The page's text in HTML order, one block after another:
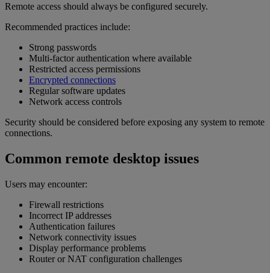
Remote access should always be configured securely.
Recommended practices include:
Strong passwords
Multi-factor authentication where available
Restricted access permissions
Encrypted connections
Regular software updates
Network access controls
Security should be considered before exposing any system to remote
connections.
Common remote desktop issues
Users may encounter:
Firewall restrictions
Incorrect IP addresses
Authentication failures
Network connectivity issues
Display performance problems
Router or NAT configuration challenges